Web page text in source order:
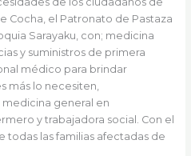
Cocha, el Patronato de Pastaza
Sarayaku, con; medicina
y suministros de primera
médico para brindar
más lo necesiten,
general en
y trabajadora social. Con el
todas las familias afectadas de